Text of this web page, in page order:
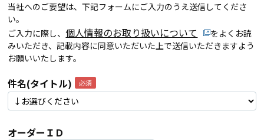
当社へのご要望は、下記フォームにご入力のうえ送信してくださ
い。
ご入力に際し、 個人情報のお取り扱いについて
をよくお読
みいただき、記載内容に同意いただいた上で送信いただきますよう
お願いいたします。
件名(タイトル)
オーダーＩＤ